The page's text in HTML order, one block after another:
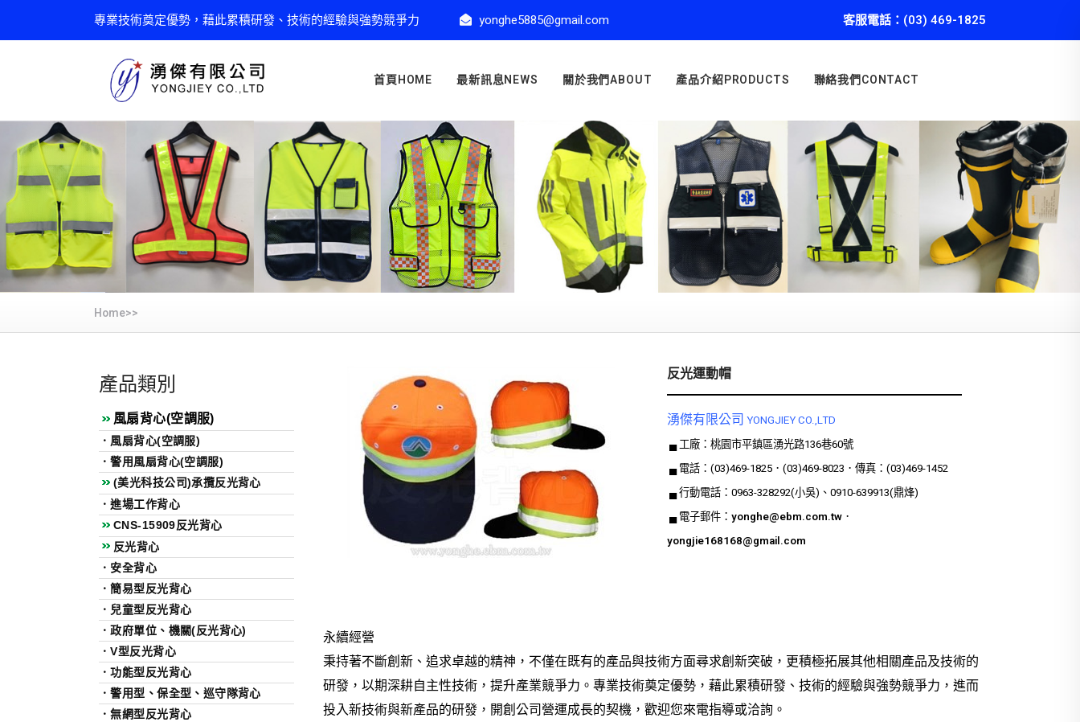
專業技術奠定優勢，藉此累積研發、技術的經驗與強勢競爭力 yonghe5885@gmail.com 客服電話：(03) 469-1825
首頁HOME 最新訊息NEWS 關於我們ABOUT 產品介紹PRODUCTS 聯絡我們CONTACT
Home>>
產品類別
風扇背心(空調服)
． 風扇背心(空調服)
．警用風扇背心(空調服)
(美光科技公司)承攬反光背心
．進場工作背心
CNS-15909反光背心
反光背心
． 安全背心
．簡易型反光背心
． 兒童型反光背心
．政府單位、機關(反光背心)
．V型反光背心
．功能型反光背心
．警用型、保全型、巡守隊背心
．無網型反光背心
反光運動帽
湧傑有限公司 YONGJIEY CO.,LTD
▄ 工廠：桃園市平鎮區湧光路136巷60號
▄ 電話：(03)469-1825．(03)469-8023．傳真：(03)469-1452
▄ 行動電話：0963-328292(小吳)、0910-639913(鼎烽)
▄ 電子郵件： yonghe@ebm.com.tw．
yongjie168168@gmail.com
永續經營
秉持著不斷創新、追求卓越的精神，不僅在既有的產品與技術方面尋求創新突破，更積極拓展其他相關產品及技術的
研發，以期深耕自主性技術，提升產業競爭力。專業技術奠定優勢，藉此累積研發、技術的經驗與強勢競爭力，進而
投入新技術與新產品的研發，開創公司營運成長的契機，歡迎您來電指導或洽詢。